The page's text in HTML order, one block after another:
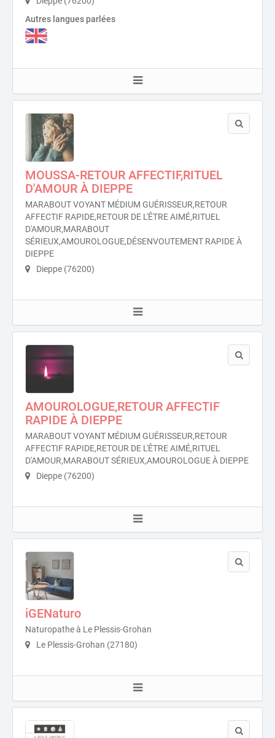
Autres langues parlées
MOUSSA-RETOUR AFFECTIF,RITUEL
D'AMOUR À DIEPPE
MARABOUT VOYANT MÉDIUM GUÉRISSEUR,RETOUR
AFFECTIF RAPIDE,RETOUR DE L'ÊTRE AIMÉ,RITUEL
D'AMOUR,MARABOUT
SÉRIEUX,AMOUROLOGUE,DÉSENVOUTEMENT RAPIDE À
DIEPPE
Dieppe (76200)
AMOUROLOGUE,RETOUR AFFECTIF
RAPIDE À DIEPPE
MARABOUT VOYANT MÉDIUM GUÉRISSEUR,RETOUR
AFFECTIF RAPIDE,RETOUR DE L'ÊTRE AIMÉ,RITUEL
D'AMOUR,MARABOUT SÉRIEUX,AMOUROLOGUE À DIEPPE
Dieppe (76200)
iGENaturo
Naturopathe à Le Plessis-Grohan
Le Plessis-Grohan (27180)